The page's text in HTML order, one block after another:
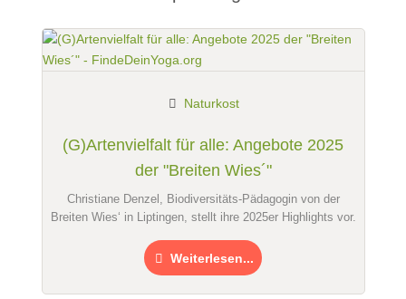
(G)Artenvielfalt für alle: Angebote 2025
der "Breiten Wies´"
Naturkost
Christiane Denzel, Biodiversitäts-Pädagogin von der
Breiten Wies‘ in Liptingen, stellt ihre 2025er Highlights vor.
Weiterlesen...